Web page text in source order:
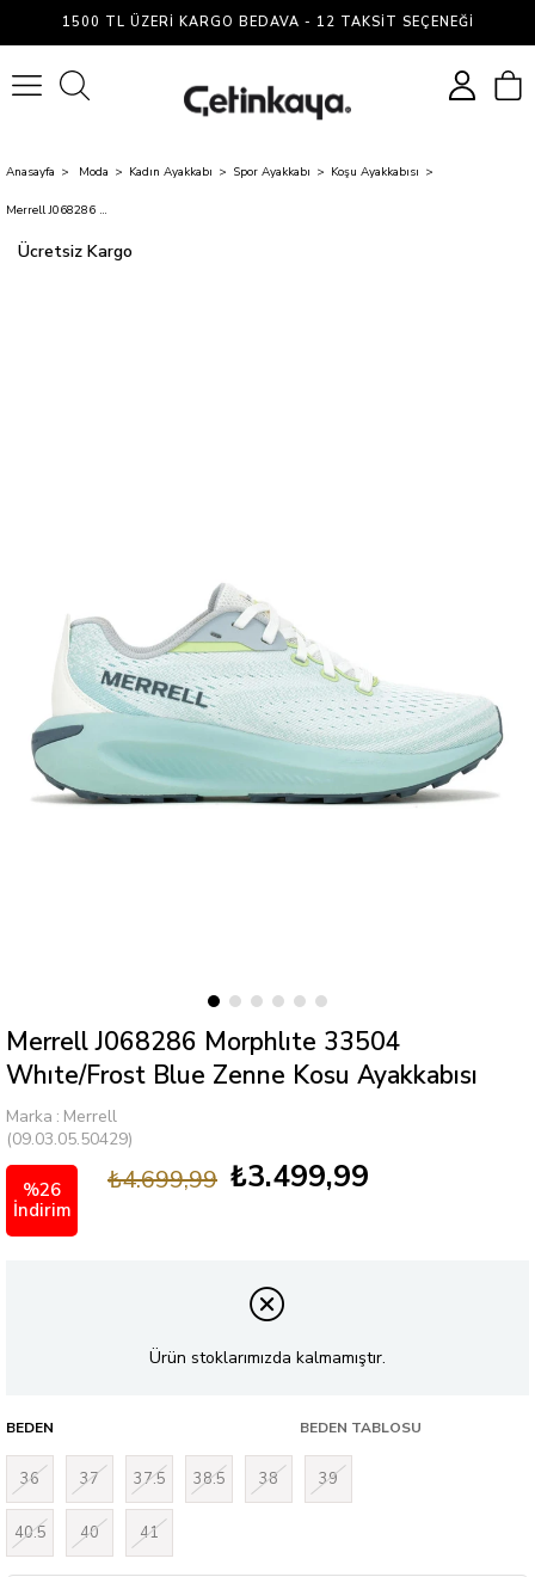
1500 TL ÜZERI KARGO BEDAVA - 12 TAKSIT SEÇENEĞI
Anasayfa Moda Kadın Ayakkabı Spor Ayakkabı Koşu Ayakkabısı
Merrell J068286 Morphlıte 33504 Whıte/Frost Blue Zenne Kosu Ayakkabısı
Ücretsiz Kargo
Merrell J068286 Morphlıte 33504
Whıte/Frost Blue Zenne Kosu Ayakkabısı
Marka : Merrell
(09.03.05.50429)
%26
İndirim
₺4.699,99 ₺3.499,99
Ürün stoklarımızda kalmamıştır.
BEDEN BEDEN TABLOSU
36 37 37.5 38.5 38 39
40.5 40 41